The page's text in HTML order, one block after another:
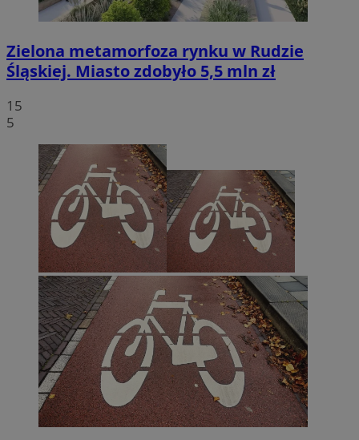
Zielona metamorfoza rynku w Rudzie
Śląskiej. Miasto zdobyło 5,5 mln zł
15
5